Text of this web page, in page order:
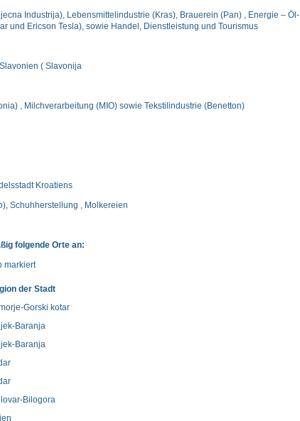
Industrija), Lebensmittelindustrie (Kras), Brauerein (Pan) , Energie – Öl-
und Ericson Tesla), sowie Handel, Dienstleistung und Tourismus
( Slavonija
, Milchverarbeitung (MIO) sowie Tekstilindustrie (Benetton)
Kroatiens
Schuhherstellung , Molkereien
folgende Orte an:
markiert
der Stadt
Gorski kotar
Baranja
Baranja
Bilogora